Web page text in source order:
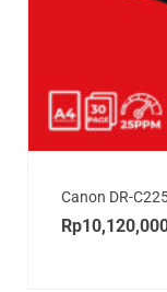
Canon DR-
Rp